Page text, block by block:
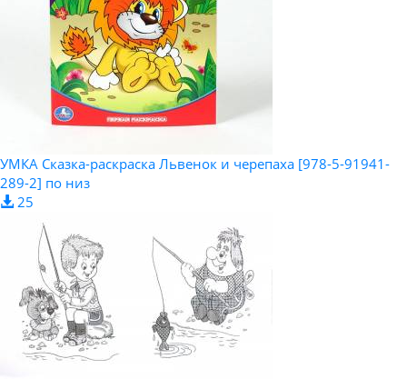
УМКА Сказка-раскраска Львенок и черепаха [978-5-91941-
289-2] по низ
25